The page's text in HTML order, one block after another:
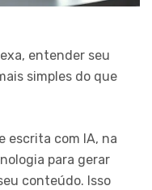
entender seu
simples do que
escrita com IA, na
para gerar
conteúdo. Isso